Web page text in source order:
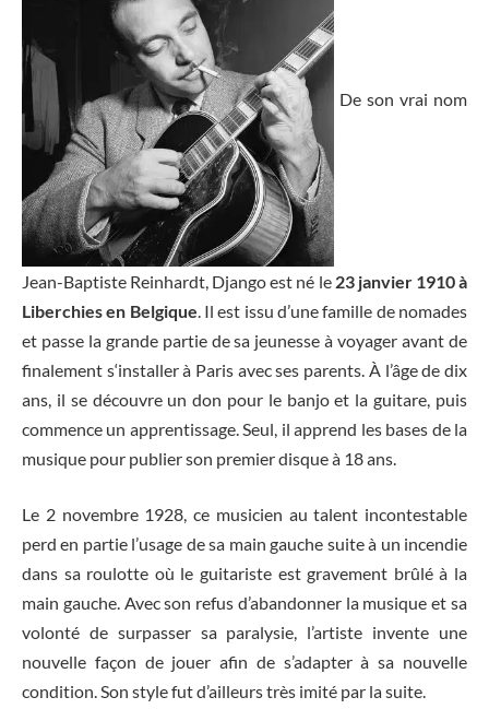
De son vrai nom
Jean-Baptiste Reinhardt, Django est né le 23 janvier 1910 à
Liberchies en Belgique . Il est issu d’une famille de nomades
et passe la grande partie de sa jeunesse à voyager avant de
finalement s‘installer à Paris avec ses parents. À l’âge de dix
ans, il se découvre un don pour le banjo et la guitare, puis
commence un apprentissage. Seul, il apprend les bases de la
musique pour publier son premier disque à 18 ans.
Le 2 novembre 1928, ce musicien au talent incontestable
perd en partie l’usage de sa main gauche suite à un incendie
dans sa roulotte où le guitariste est gravement brûlé à la
main gauche. Avec son refus d’abandonner la musique et sa
volonté de surpasser sa paralysie, l’artiste invente une
nouvelle façon de jouer afin de s’adapter à sa nouvelle
condition. Son style fut d’ailleurs très imité par la suite.